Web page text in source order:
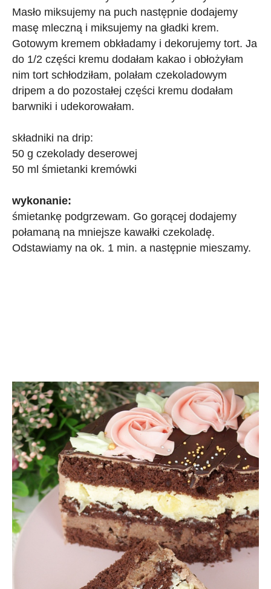
Masło miksujemy na puch następnie dodajemy
masę mleczną i miksujemy na gładki krem.
Gotowym kremem obkładamy i dekorujemy tort. Ja
do 1/2 części kremu dodałam kakao i obłożyłam
nim tort schłodziłam, polałam czekoladowym
dripem a do pozostałej części kremu dodałam
barwniki i udekorowałam.
składniki na drip:
50 g czekolady deserowej
50 ml śmietanki kremówki
wykonanie:
śmietankę podgrzewam. Go gorącej dodajemy
połamaną na mniejsze kawałki czekoladę.
Odstawiamy na ok. 1 min. a następnie mieszamy.